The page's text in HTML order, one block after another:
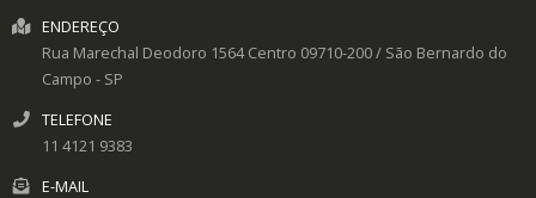
ENDEREÇO
Rua Marechal Deodoro 1564 Centro 09710-200/ São Bernardo do
Campo - SP
TELEFONE
11 4121 9383
E-MAIL